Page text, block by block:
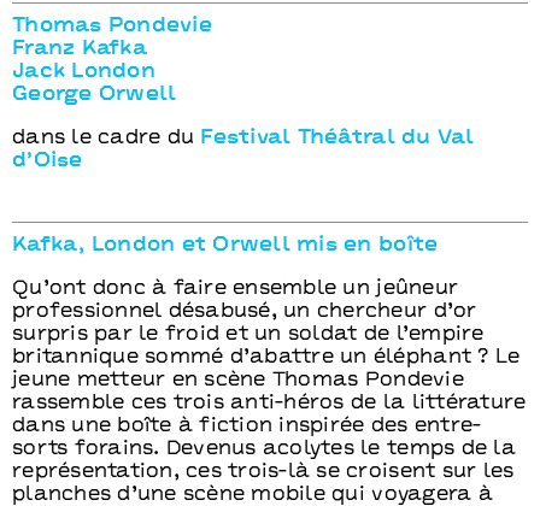
Thomas Pondevie
Franz Kafka
Jack London
George Orwell
dans le cadre du Festival Théâtral du Val
d’Oise
Kafka, London et Orwell mis en boîte
Qu’ont donc à faire ensemble un jeûneur
professionnel désabusé, un chercheur d’or
surpris par le froid et un soldat de l’empire
britannique sommé d’abattre un éléphant ? Le
jeune metteur en scène Thomas Pondevie
rassemble ces trois anti-héros de la littérature
dans une boîte à fiction inspirée des entre-
sorts forains. Devenus acolytes le temps de la
représentation, ces trois-là se croisent sur les
planches d’une scène mobile qui voyagera à